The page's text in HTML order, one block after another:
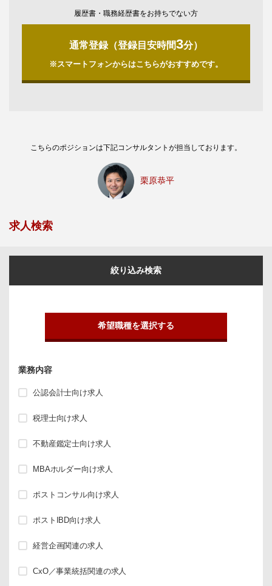
履歴書・職務経歴書をお持ちでない方
通常登録（登録目安時間3分）
※スマートフォンからはこちらがおすすめです。
こちらのポジションは下記コンサルタントが担当しております。
栗原恭平
求人検索
絞り込み検索
希望職種を選択する
業務内容
公認会計士向け求人
税理士向け求人
不動産鑑定士向け求人
MBAホルダー向け求人
ポストコンサル向け求人
ポストIBD向け求人
経営企画関連の求人
CxO／事業統括関連の求人